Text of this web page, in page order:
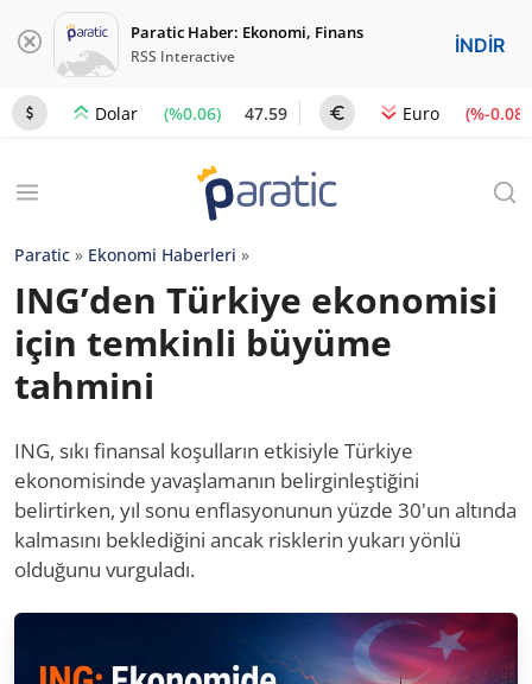
Paratic Haber: Ekonomi, Finans
RSS Interactive İNDİR
Dolar (%0.06) 47.59 Euro (%-0.08)
Paratic » Ekonomi Haberleri »
ING’den Türkiye ekonomisi
için temkinli büyüme
tahmini
ING, sıkı finansal koşulların etkisiyle Türkiye
ekonomisinde yavaşlamanın belirginleştiğini
belirtirken, yıl sonu enflasyonunun yüzde 30'un altında
kalmasını beklediğini ancak risklerin yukarı yönlü
olduğunu vurguladı.